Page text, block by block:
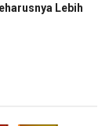
Lebih